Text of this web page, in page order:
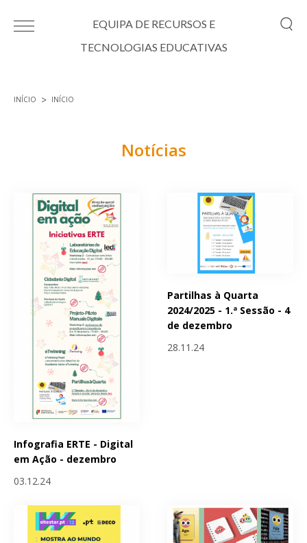
EQUIPA DE RECURSOS E
TECNOLOGIAS EDUCATIVAS
INÍCIO INÍCIO
Notícias
Infografia ERTE - Digital
em Ação - dezembro
03.12.24
Partilhas à Quarta
2024/2025 - 1.ª Sessão - 4
de dezembro
28.11.24
Páginas